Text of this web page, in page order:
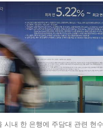
시내 한 은행에 주담대 관련 현